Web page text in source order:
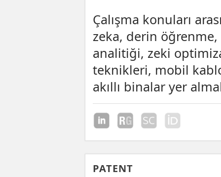
Çalışma konuları
zeka, derin
analitiği, zeki
teknikleri, mobil
akıllı binalar yer
PATENT